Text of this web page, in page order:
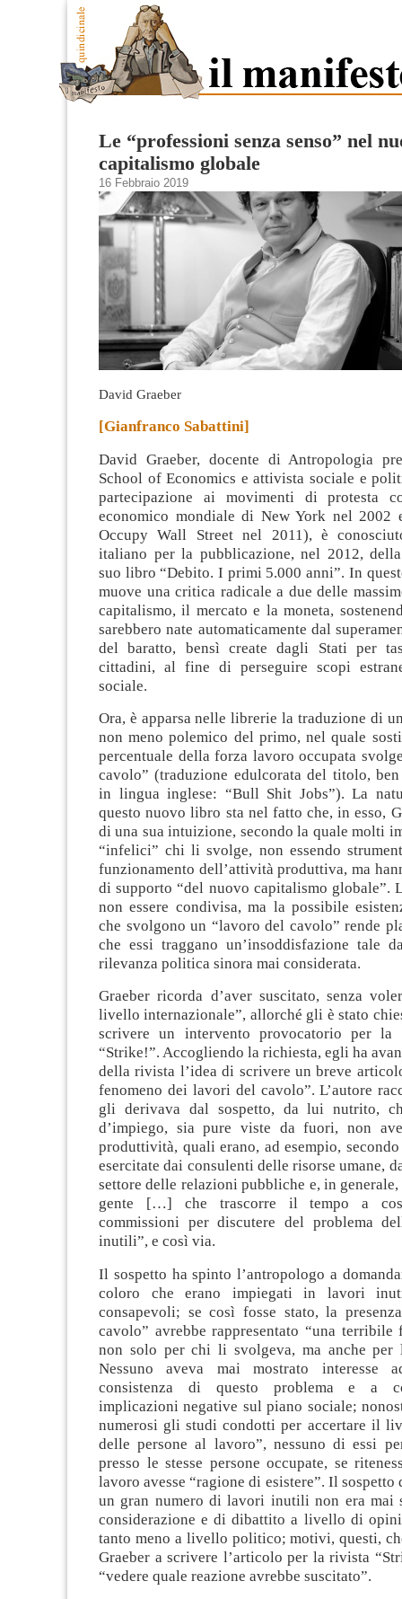
Le “professioni senza senso” nel
capitalismo globale
16 Febbraio 2019
David Graeber
[Gianfranco Sabattini]
David Graeber, docente di Antropologia
School of Economics e attivista sociale e
partecipazione ai movimenti di protesta
economico mondiale di New York nel 2002
Occupy Wall Street nel 2011), è
italiano per la pubblicazione, nel 2012,
suo libro “Debito. I primi 5.000 anni”. In
muove una critica radicale a due delle
capitalismo, il mercato e la moneta,
sarebbero nate automaticamente dal
del baratto, bensì create dagli Stati per
cittadini, al fine di perseguire scopi
sociale.
Ora, è apparsa nelle librerie la traduzione di
non meno polemico del primo, nel quale
percentuale della forza lavoro occupata
cavolo” (traduzione edulcorata del titolo,
in lingua inglese: “Bull Shit Jobs”). La
questo nuovo libro sta nel fatto che, in esso,
di una sua intuizione, secondo la quale molti
“infelici” chi li svolge, non essendo
funzionamento dell’attività produttiva, ma
di supporto “del nuovo capitalismo globale”.
non essere condivisa, ma la possibile
che svolgono un “lavoro del cavolo” rende
che essi traggano un’insoddisfazione tale
rilevanza politica sinora mai considerata.
Graeber ricorda d’aver suscitato, senza
livello internazionale”, allorché gli è stato
scrivere un intervento provocatorio per la
“Strike!”. Accogliendo la richiesta, egli ha
della rivista l’idea di scrivere un breve
fenomeno dei lavori del cavolo”. L’autore
gli derivava dal sospetto, da lui nutrito,
d’impiego, sia pure viste da fuori, non
produttività, quali erano, ad esempio,
esercitate dai consulenti delle risorse umane,
settore delle relazioni pubbliche e, in
gente […] che trascorre il tempo a
commissioni per discutere del problema
inutili”, e così via.
Il sospetto ha spinto l’antropologo a
coloro che erano impiegati in lavori
consapevoli; se così fosse stato, la
cavolo” avrebbe rappresentato “una terribile
non solo per chi li svolgeva, ma anche per
Nessuno aveva mai mostrato interesse
consistenza di questo problema e a
implicazioni negative sul piano sociale;
numerosi gli studi condotti per accertare il
delle persone al lavoro”, nessuno di essi
presso le stesse persone occupate, se
lavoro avesse “ragione di esistere”. Il sospetto
un gran numero di lavori inutili non era mai
considerazione e di dibattito a livello di
tanto meno a livello politico; motivi, questi,
Graeber a scrivere l’articolo per la rivista
“vedere quale reazione avrebbe suscitato”.